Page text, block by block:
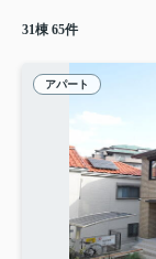
31棟 65件
アパート